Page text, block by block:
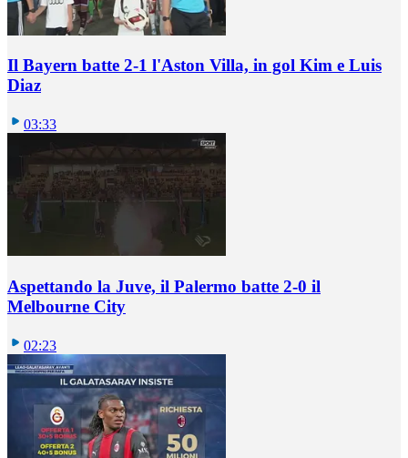
Il Bayern batte 2-1 l'Aston Villa, in gol Kim e Luis
Diaz
03:33
Aspettando la Juve, il Palermo batte 2-0 il
Melbourne City
02:23